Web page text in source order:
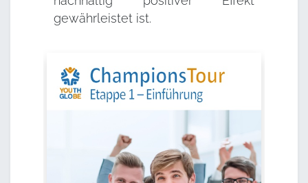
gewährleistet ist.